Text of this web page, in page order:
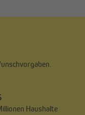
Haushalte